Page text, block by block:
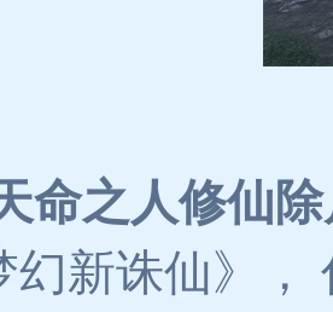
命之人修仙
新诛仙》，